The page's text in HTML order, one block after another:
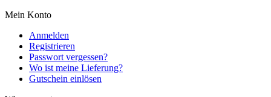
Mein Konto
Anmelden
Registrieren
Passwort vergessen?
Wo ist meine Lieferung?
Gutschein einlösen